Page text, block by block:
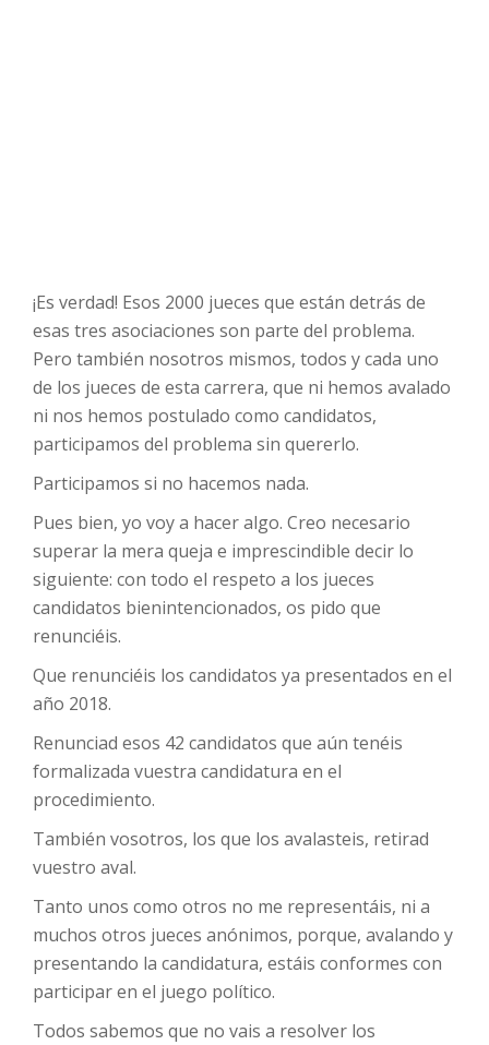
¡Es verdad! Esos 2000 jueces que están detrás de
esas tres asociaciones son parte del problema.
Pero también nosotros mismos, todos y cada uno
de los jueces de esta carrera, que ni hemos avalado
ni nos hemos postulado como candidatos,
participamos del problema sin quererlo.
Participamos si no hacemos nada.
Pues bien, yo voy a hacer algo. Creo necesario
superar la mera queja e imprescindible decir lo
siguiente: con todo el respeto a los jueces
candidatos bienintencionados, os pido que
renunciéis.
Que renunciéis los candidatos ya presentados en el
año 2018.
Renunciad esos 42 candidatos que aún tenéis
formalizada vuestra candidatura en el
procedimiento.
También vosotros, los que los avalasteis, retirad
vuestro aval.
Tanto unos como otros no me representáis, ni a
muchos otros jueces anónimos, porque, avalando y
presentando la candidatura, estáis conformes con
participar en el juego político.
Todos sabemos que no vais a resolver los